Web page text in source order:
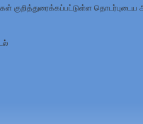
குறித்துரைக்கப்பட்டுள்ள தொடர்புடைய